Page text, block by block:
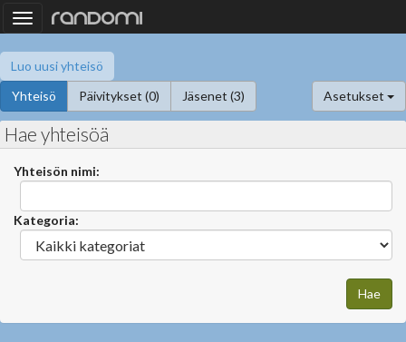
Toggle
navigation
Luo uusi yhteisö
Yhteisö
Päivitykset (0) Jäsenet (3) Asetukset
Hae yhteisöä
Yhteisön nimi:
Kategoria: